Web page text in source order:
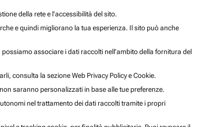
della rete e l’accessibilità del sito.
e quindi migliorano la tua esperienza. Il sito può anche
associare i dati raccolti nell’ambito della fornitura del
consulta la sezione Web Privacy Policy e Cookie.
saranno personalizzati in base alle tue preferenze.
nel trattamento dei dati raccolti tramite i propri